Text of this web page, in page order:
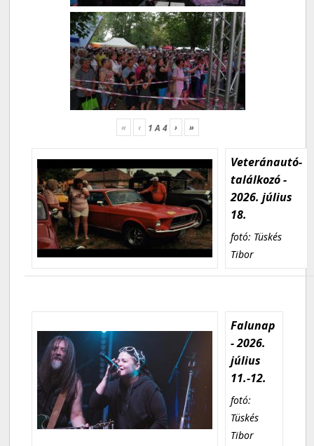
« ‹ 1A 4 › »
Veteránautó-
találkozó -
2026. július
18.
fotó: Tüskés
Tibor
Falunap
- 2026.
július
11.-12.
fotó:
Tüskés
Tibor